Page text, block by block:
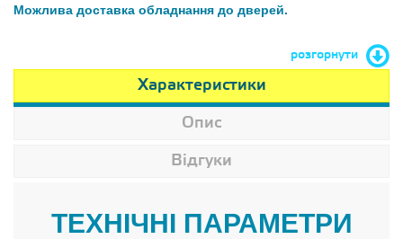
Можлива доставка обладнання до дверей.
розгорнути
Характеристики
Опис
Відгуки
ТЕХНІЧНІ ПАРАМЕТРИ